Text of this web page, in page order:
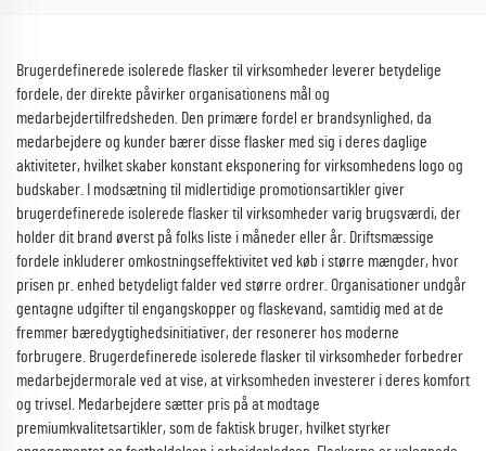
Brugerdefinerede isolerede flasker til virksomheder leverer betydelige
fordele, der direkte påvirker organisationens mål og
medarbejdertilfredsheden. Den primære fordel er brandsynlighed, da
medarbejdere og kunder bærer disse flasker med sig i deres daglige
aktiviteter, hvilket skaber konstant eksponering for virksomhedens logo og
budskaber. I modsætning til midlertidige promotionsartikler giver
brugerdefinerede isolerede flasker til virksomheder varig brugsværdi, der
holder dit brand øverst på folks liste i måneder eller år. Driftsmæssige
fordele inkluderer omkostningseffektivitet ved køb i større mængder, hvor
prisen pr. enhed betydeligt falder ved større ordrer. Organisationer undgår
gentagne udgifter til engangskopper og flaskevand, samtidig med at de
fremmer bæredygtighedsinitiativer, der resonerer hos moderne
forbrugere. Brugerdefinerede isolerede flasker til virksomheder forbedrer
medarbejdermorale ved at vise, at virksomheden investerer i deres komfort
og trivsel. Medarbejdere sætter pris på at modtage
premiumkvalitetsartikler, som de faktisk bruger, hvilket styrker